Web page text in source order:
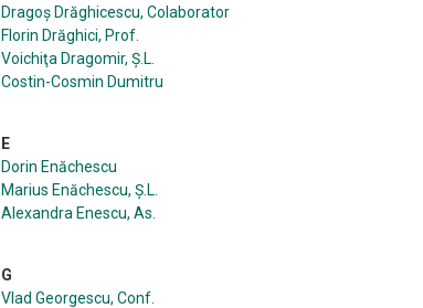
Dragoș Drăghicescu, Colaborator
Florin Drăghici, Prof.
Voichiţa Dragomir, Ș.L.
Costin-Cosmin Dumitru
E
Dorin Enăchescu
Marius Enăchescu, Ș.L.
Alexandra Enescu, As.
G
Vlad Georgescu, Conf.